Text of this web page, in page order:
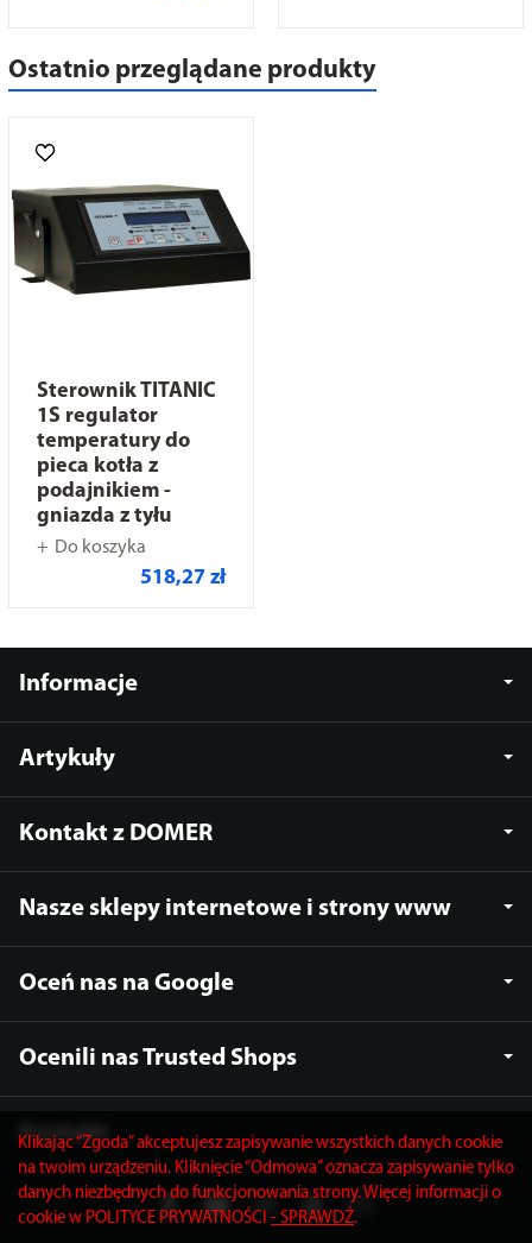
Ostatnio przeglądane produkty
Sterownik TITANIC
1S regulator
temperatury do
pieca kotła z
podajnikiem -
gniazda z tyłu
Do koszyka
518,27 zł
Informacje
Artykuły
Kontakt z DOMER
Nasze sklepy internetowe i strony www
Oceń nas na Google
Ocenili nas Trusted Shops
Kontakt
Klikając “Zgoda” akceptujesz zapisywanie wszystkich danych cookie
na twoim urządzeniu. Kliknięcie “Odmowa” oznacza zapisywanie tylko
danych niezbędnych do funkcjonowania strony. Więcej informacji o
cookie w POLITYCE PRYWATNOŚCI - SPRAWDŹ.